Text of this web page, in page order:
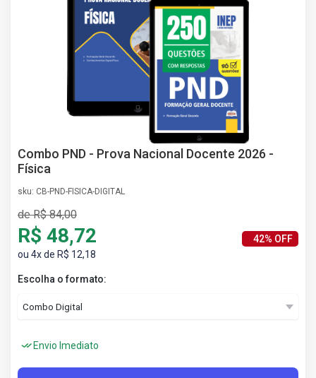
Combo PND - Prova Nacional Docente 2026 -
Física
sku: CB-PND-FISICA-DIGITAL
de R$ 84,00
R$ 48,72
ou 4x de R$ 12,18
42% OFF
Escolha o formato:
Envio Imediato